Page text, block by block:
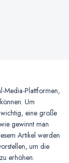
Media-Plattformen,
Um
eine große
gewinnt man
Artikel werden
um die
erhöhen.